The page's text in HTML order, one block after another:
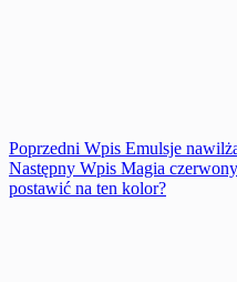
Poprzedni Wpis Emulsje
Następny Wpis Magia
postawić na ten kolor?